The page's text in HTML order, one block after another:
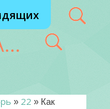
» 22 » Как